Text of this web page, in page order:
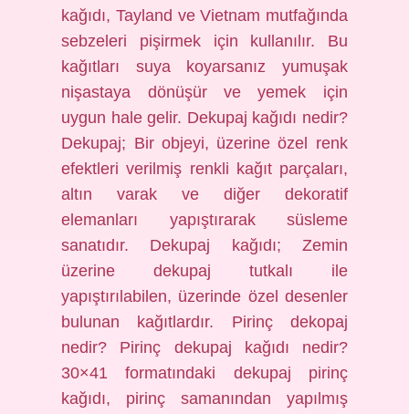
kağıdı, Tayland ve Vietnam mutfağında
sebzeleri pişirmek için kullanılır. Bu
kağıtları suya koyarsanız yumuşak
nişastaya dönüşür ve yemek için
uygun hale gelir. Dekupaj kağıdı nedir?
Dekupaj; Bir objeyi, üzerine özel renk
efektleri verilmiş renkli kağıt parçaları,
altın varak ve diğer dekoratif
elemanları yapıştırarak süsleme
sanatıdır. Dekupaj kağıdı; Zemin
üzerine dekupaj tutkalı ile
yapıştırılabilen, üzerinde özel desenler
bulunan kağıtlardır. Pirinç dekopaj
nedir? Pirinç dekupaj kağıdı nedir?
30×41 formatındaki dekupaj pirinç
kağıdı, pirinç samanından yapılmış